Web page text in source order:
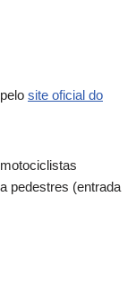
site oficial do
pedestres (entrada